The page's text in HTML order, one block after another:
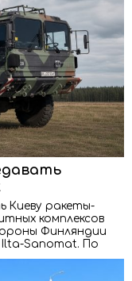
Киеву ракеты-
комплексов
Финляндии
Sanomat. По